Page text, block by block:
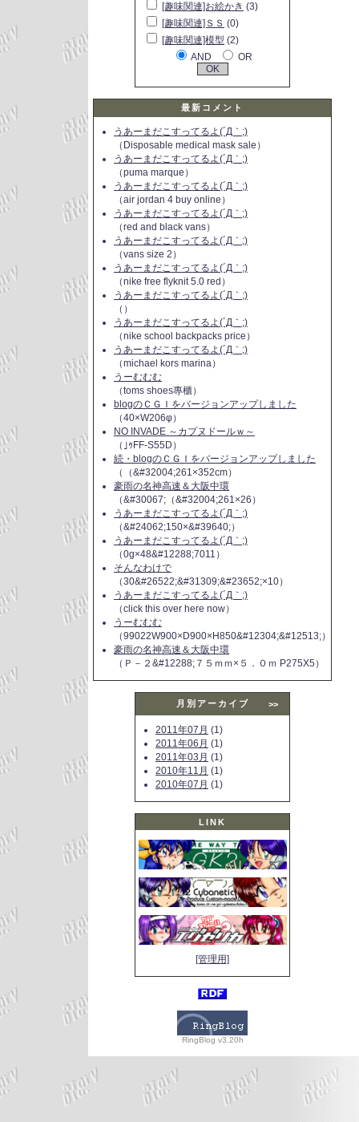
[趣味関連]お絵かき (3)
[趣味関連]ＳＳ (0)
[趣味関連]模型 (2)
AND
OR
最新コメント
うあーまだこすってるよ(´Д｀;)
（Disposable medical mask sale）
うあーまだこすってるよ(´Д｀;)
（puma marque）
うあーまだこすってるよ(´Д｀;)
（air jordan 4 buy online）
うあーまだこすってるよ(´Д｀;)
（red and black vans）
うあーまだこすってるよ(´Д｀;)
（vans size 2）
うあーまだこすってるよ(´Д｀;)
（nike free flyknit 5.0 red）
うあーまだこすってるよ(´Д｀;)
（）
うあーまだこすってるよ(´Д｀;)
（nike school backpacks price）
うあーまだこすってるよ(´Д｀;)
（michael kors marina）
うーむむむ
（toms shoes專櫃）
blogのＣＧＩをバージョンアップしました
（40×W206φ）
NO INVADE ～カプヌドールｗ～
（｣ｩFF-S55D）
続・blogのＣＧＩをバージョンアップしました
（（&#32004;261×352cm）
豪雨の名神高速＆大阪中環
（&#30067;（&#32004;261×26）
うあーまだこすってるよ(´Д｀;)
（&#24062;150×&#39640;）
うあーまだこすってるよ(´Д｀;)
（0g×48&#12288;7011）
そんなわけで
（30&#26522;&#31309;&#23652;×10）
うあーまだこすってるよ(´Д｀;)
（click this over here now）
うーむむむ
（99022W900×D900×H850&#12304;&#12513;）
豪雨の名神高速＆大阪中環
（Ｐ－２&#12288;７５ｍｍ×５．０ｍ P275X5）
月別アーカイブ >>
2011年07月 (1)
2011年06月 (1)
2011年03月 (1)
2010年11月 (1)
2010年07月 (1)
LINK
[管理用]
RingBlog v3.20h